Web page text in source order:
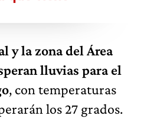
y la zona del Área
lluvias para el
, con temperaturas
los 27 grados.